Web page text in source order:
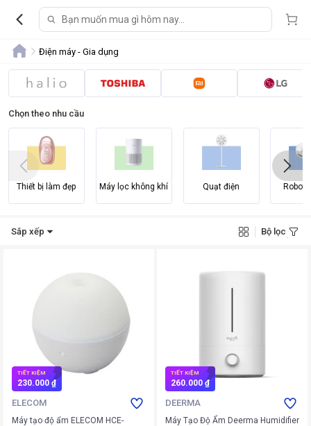
Điện máy - Gia dụng
Chọn theo nhu cầu
Thiết bị làm đẹp Máy lọc không khí Quạt điện Robot
Sắp xếp Bộ lọc
TIẾT KIỆM
230.000 ₫
ELECOM
Máy tạo độ ẩm ELECOM HCE-
TIẾT KIỆM
260.000 ₫
DEERMA
Máy Tạo Độ Ẩm Deerma Humidifier